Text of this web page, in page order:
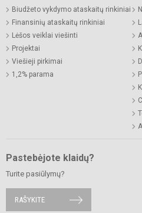
Biudžeto vykdymo ataskaitų rinkiniai
Finansinių ataskaitų rinkiniai
Lėšos veiklai viešinti
Projektai
Viešieji pirkimai
1,2% parama
Pastebėjote klaidų?
Turite pasiūlymų?
RAŠYKITE